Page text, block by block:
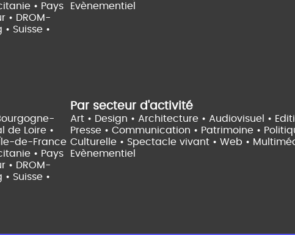
• Pays
• DROM-
• Suisse •
Evènementiel
de Loire •
Île-de-France
• Pays
• DROM-
• Suisse •
Par secteur d'activité
Art • Design • Architecture • Audiovisuel •
Presse • Communication • Patrimoine •
Culturelle • Spectacle vivant • Web •
Evènementiel